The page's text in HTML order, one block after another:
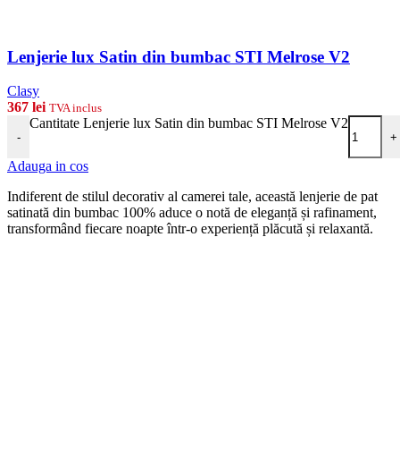
Lenjerie lux Satin din bumbac STI Melrose V2
Clasy
367 lei TVA inclus
-
Cantitate Lenjerie lux Satin din bumbac STI Melrose V2
+
Adauga in cos
Indiferent de stilul decorativ al camerei tale, această lenjerie de pat
satinată din bumbac 100% aduce o notă de eleganță și rafinament,
transformând fiecare noapte într-o experiență plăcută și relaxantă.